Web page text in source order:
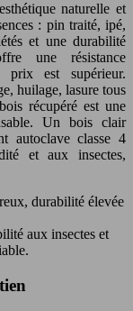
naturelle et
: pin traité, ipé,
et une durabilité
une résistance
prix est supérieur.
huilage, lasure tous
récupéré est une
Un bois clair
autoclave classe 4
et aux insectes,
durabilité élevée
aux insectes et